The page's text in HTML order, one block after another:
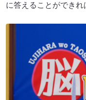
に答えることができれ